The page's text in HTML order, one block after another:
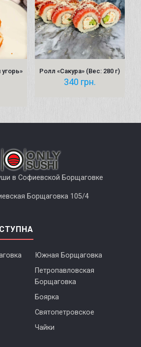
Ролл «Сакура» (Вес: 280 г)
340 грн.
в Софиевской Борщаговке
Борщаговка 105/4
Южная Борщаговка
Петропавловская
Борщаговка
Боярка
Святопетровское
Чайки